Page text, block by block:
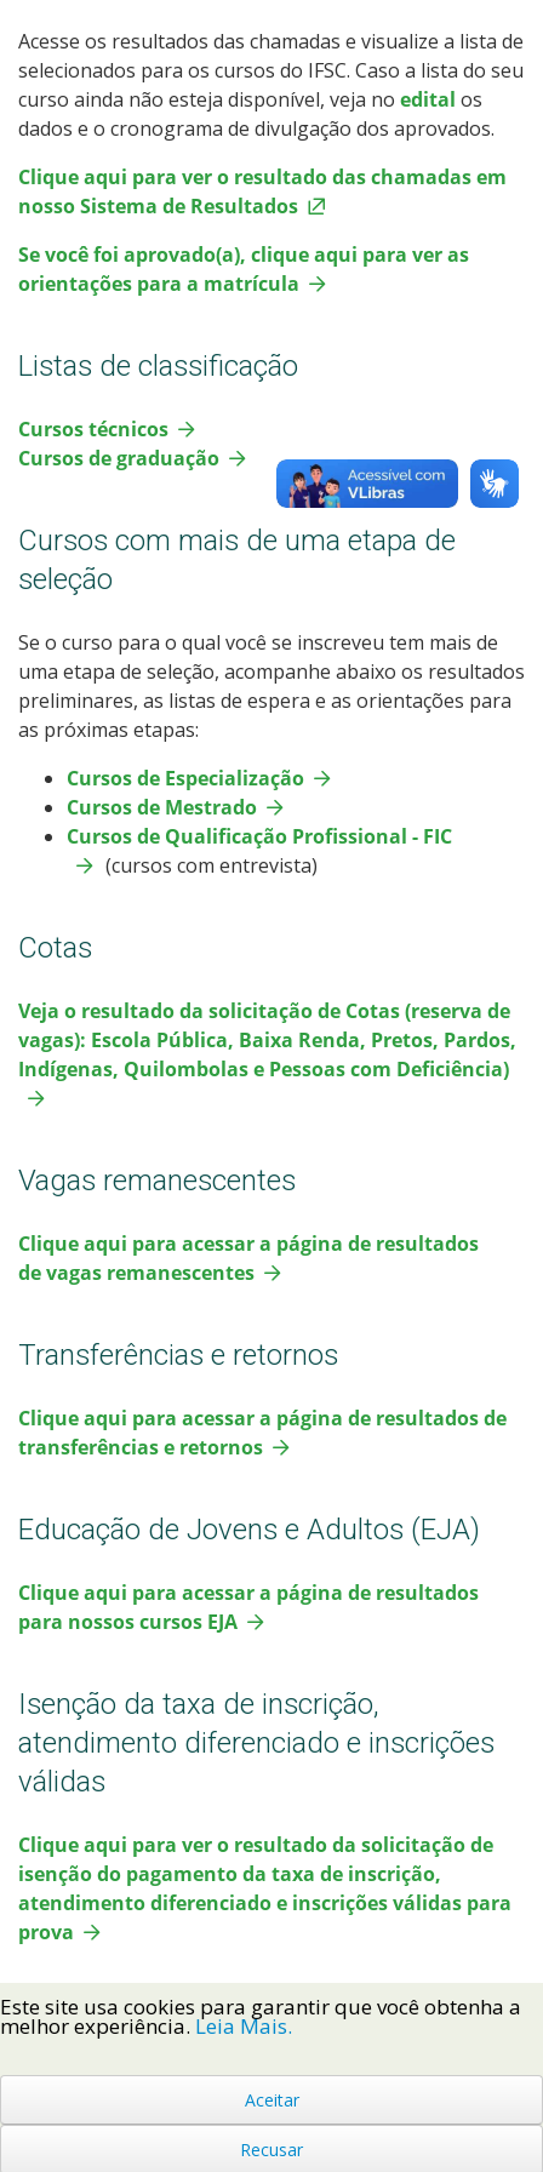
Mestrado
Educação a Distância
Todos os cursos
Processo de Inscrição
Resultados
Resultados Vagas Remanescentes
Calendário de inscrições
Cotas
Inscrições e acompanhamento
Orientações para Matrícula
Transferências e Retornos
Provas e Gabaritos
Estatísticas dos Processos Seletivos
Acesse os resultados das chamadas e visualize a lista de
selecionados para os cursos do IFSC. Caso a lista do seu
curso ainda não esteja disponível, veja no edital os
dados e o cronograma de divulgação dos aprovados.
Clique aqui para ver o resultado das chamadas em
nosso Sistema de Resultados
Se você foi aprovado(a), clique aqui para ver as
orientações para a matrícula
Listas de classificação
Cursos técnicos
Cursos de graduação
Cursos com mais de uma etapa de
seleção
Se o curso para o qual você se inscreveu tem mais de
uma etapa de seleção, acompanhe abaixo os resultados
preliminares, as listas de espera e as orientações para
as próximas etapas:
Cursos de Especialização
Cursos de Mestrado
Cursos de Qualificação Profissional - FIC
(cursos com entrevista)
Cotas
Veja o resultado da solicitação de Cotas (reserva de
vagas): Escola Pública, Baixa Renda, Pretos, Pardos,
Indígenas, Quilombolas e Pessoas com Deficiência)
Vagas remanescentes
Clique aqui para acessar a página de resultados
de vagas remanescentes
Transferências e retornos
Clique aqui para acessar a página de resultados de
transferências e retornos
Educação de Jovens e Adultos (EJA)
Clique aqui para acessar a página de resultados
para nossos cursos EJA
Isenção da taxa de inscrição,
atendimento diferenciado e inscrições
válidas
Clique aqui para ver o resultado da solicitação de
isenção do pagamento da taxa de inscrição,
atendimento diferenciado e inscrições válidas para
prova
Voltar ao Topo
Este site usa cookies para garantir que você obtenha a
melhor experiência. Leia Mais.
Aceitar
Recusar